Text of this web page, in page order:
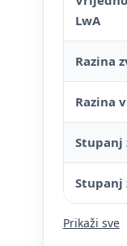
LwA
Razina
Razina
Stupanj
Stupanj
Prikaži sve